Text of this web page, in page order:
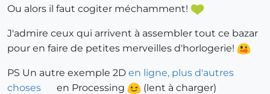
Ou alors il faut cogiter méchamment!
J'admire ceux qui arrivent à assembler tout ce bazar
pour en faire de petites merveilles d'horlogerie!
PS Un autre exemple 2D en ligne, plus d'autres
choses
en Processing (lent à charger)